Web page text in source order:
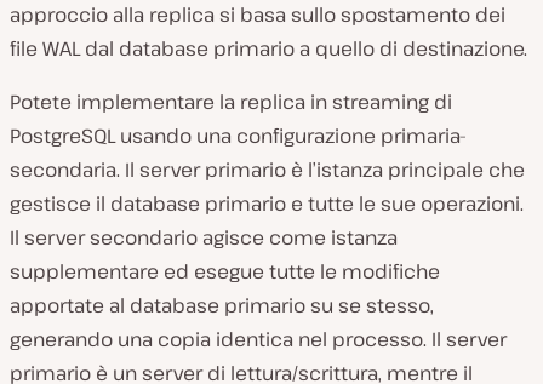
approccio alla replica si basa sullo spostamento dei
file WAL dal database primario a quello di destinazione.
Potete implementare la replica in streaming di
PostgreSQL usando una configurazione primaria-
secondaria. Il server primario è l’istanza principale che
gestisce il database primario e tutte le sue operazioni.
Il server secondario agisce come istanza
supplementare ed esegue tutte le modifiche
apportate al database primario su se stesso,
generando una copia identica nel processo. Il server
primario è un server di lettura/scrittura, mentre il